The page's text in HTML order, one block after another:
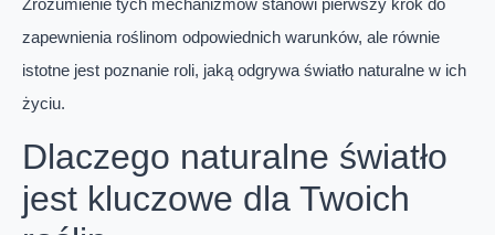
zapewnienia roślinom odpowiednich warunków, ale równie
istotne jest poznanie roli, jaką odgrywa światło naturalne w ich
życiu.
Dlaczego naturalne światło
jest kluczowe dla Twoich